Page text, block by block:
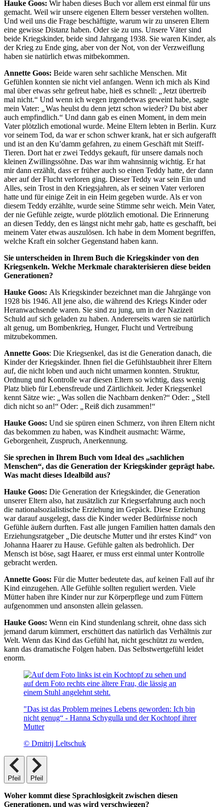
Hauke Goos: Wir haben dieses Buch vor allem erst einmal für uns
gemacht. Weil wir unsere eigenen Eltern besser verstehen wollten.
Und weil uns die Frage beschäftigte, warum wir zu unseren Eltern
eine gewisse Distanz haben. Oder sie zu uns. Unsere Väter sind
beide Kriegskinder, beide sind Jahrgang 1938. Sie waren Kinder, als
der Krieg zu Ende ging, aber von der Not, von der Verzweiflung
haben sie natürlich etwas mitbekommen.
Annette Goos: Beide waren sehr sachliche Menschen. Mit
Gefühlen konnten sie nicht viel anfangen. Wenn ich mich als Kind
mal über etwas sehr gefreut habe, hieß es schnell:
Jetzt übertreib
mal nicht.“ Und wenn ich wegen irgendetwas geweint habe, sagte
mein Vater:
Was heulst du denn jetzt schon wieder? Du bist aber
auch empfindlich.“ Und dann gab es einen Moment, in dem mein
Vater plötzlich emotional wurde. Meine Eltern lebten in Berlin. Kurz
vor seinem Tod, da war er schon schwer krank, hat er sich aufgerafft
und ist an den Ku’damm gefahren, zu einem Geschäft mit Steiff-
Tieren. Dort hat er zwei Teddys gekauft, für unsere damals noch
kleinen Zwillingssöhne. Das war ihm wahnsinnig wichtig. Er hat
mir dann erzählt, dass er früher auch so einen Teddy hatte, der dann
aber auf der Flucht verloren ging. Dieser Teddy war sein Ein und
Alles, sein Trost in den Kriegsjahren, als er seinen Vater verloren
hatte und für einige Zeit in ein Heim gegeben wurde. Als er von
diesem Teddy erzählte, wurde seine Stimme sehr weich. Mein Vater,
der nie Gefühle zeigte, wurde plötzlich emotional. Die Erinnerung
an diesen Teddy, den es längst nicht mehr gab, hatte es geschafft, bei
meinem Vater etwas auszulösen. Ich habe in dem Moment begriffen,
welche Kraft ein solcher Gegenstand haben kann.
Sie unterscheiden in Ihrem Buch die Kriegskinder von den
Kriegsenkeln. Welche Merkmale charakterisieren diese beiden
Generationen?
Hauke Goos: Als Kriegskinder bezeichnet man die Jahrgänge von
1928 bis 1946. All jene also, die während des Kriegs Kinder oder
Heranwachsende waren. Sie sind zu jung, um in der Nazizeit
Schuld auf sich geladen zu haben. Andererseits waren sie natürlich
alt genug, um Bombenkrieg, Hunger, Flucht und Vertreibung
mitzubekommen.
Annette Goos: Die Kriegsenkel, das ist die Generation danach, die
Kinder der Kriegskinder. Ihnen fiel die Gefühlstaubheit ihrer Eltern
auf, die nicht loben und auch nicht umarmen konnten. Struktur,
Ordnung und Kontrolle war diesen Eltern so wichtig, dass wenig
Platz blieb für Lebensfreude und Zärtlichkeit. Jeder Kriegsenkel
kennt Sätze wie:
Was sollen die Nachbarn denken?“ Oder:
Stell
dich nicht so an!“ Oder:
Reiß dich zusammen!“
Hauke Goos: Und sie spüren einen Schmerz, von ihren Eltern nicht
das bekommen zu haben, was Kindheit ausmacht: Wärme,
Geborgenheit, Zuspruch, Anerkennung.
Sie sprechen in Ihrem Buch vom Ideal des „sachlichen
Menschen“, das die Generation der Kriegskinder geprägt habe.
Was macht dieses Idealbild aus?
Hauke Goos: Die Generation der Kriegskinder, die Generation
unserer Eltern also, hat zusätzlich zur Kriegserfahrung auch noch
die nationalsozialistische Erziehung im Gepäck. Diese Erziehung
war darauf ausgelegt, dass die Kinder weder Bedürfnisse noch
Gefühle äußern durften. Fast alle jungen Familien hatten damals den
Erziehungsratgeber
Die deutsche Mutter und ihr erstes Kind“ von
Johanna Haarer zu Hause. Gefühle galten als bedrohlich. Der
Mensch ist böse, sagt Haarer, er muss erst einmal unter Kontrolle
gebracht werden.
Annette Goos: Für die Mutter bedeutete das, auf keinen Fall auf ihr
Kind einzugehen. Alle Gefühle sollten reguliert werden. Viele
Mütter haben ihre Kinder nur zur Körperpflege und zum Füttern
aufgenommen und ansonsten allein gelassen.
Hauke Goos: Wenn ein Kind stundenlang schreit, ohne dass sich
jemand darum kümmert, erschüttert das natürlich das Verhältnis zur
Welt. Wenn das Kind das Gefühl hat, nicht geschützt zu werden,
kann das dramatische Folgen haben. Das Selbstwertgefühl leidet
enorm.
"Das ist das Problem meines Lebens geworden: Ich bin
nicht genug“ - Hanna Schygulla und der Kochtopf ihrer
Mutter
© Dmitrij Leltschuk
Pfeil Pfeil
Woher kommt diese Sprachlosigkeit zwischen diesen
Generationen, und was wird verschwiegen?